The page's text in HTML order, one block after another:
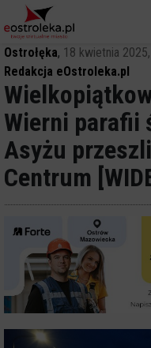
Ostrołęka, 18 kwietnia
Redakcja eOstroleka.pl
Wierni parafii
Asyżu
Centrum